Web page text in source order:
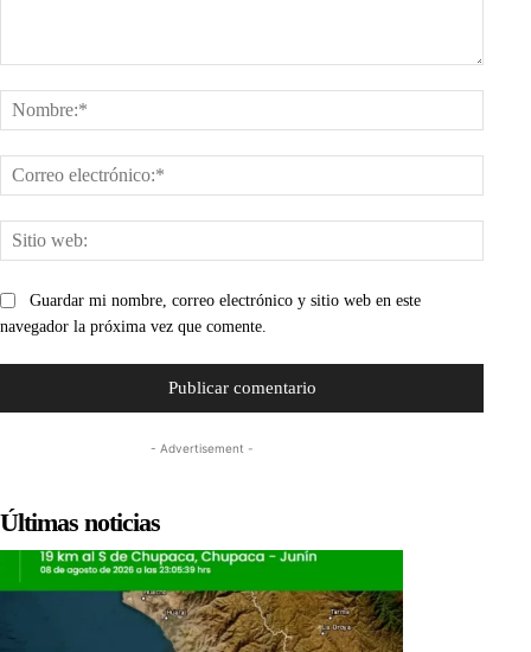
web:
Guardar mi nombre, correo electrónico y sitio web en este
navegador la próxima vez que comente.
- Advertisement -
Últimas noticias